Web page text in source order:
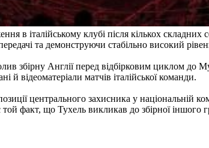
в італійському клубі після кількох
та демонструючи стабільно високий
збірну Англії перед відбірковим циклом до
й відеоматеріали матчів італійської команди.
центрального захисника у національній
факт, що Тухель викликав до збірної